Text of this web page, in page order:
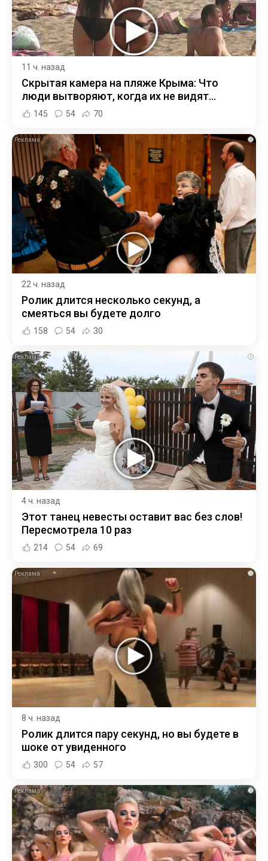
11 ч. назад
Скрытая камера на пляже Крыма: Что
люди вытворяют, когда их не видят...
145 54 70
i
22 ч. назад
Ролик длится несколько секунд, а
смеяться вы будете долго
158 54 30
i
4 ч. назад
Этот танец невесты оставит вас без слов!
Пересмотрела 10 раз
214 54 69
i
8 ч. назад
Ролик длится пару секунд, но вы будете в
шоке от увиденного
300 54 57
i